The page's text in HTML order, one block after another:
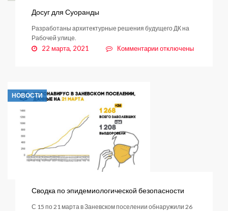
Досуг для Суоранды
Разработаны архитектурные решения будущего ДК на
Рабочей улице.
22 марта, 2021 Комментариикотключены
НОВОСТИ
Сводка по эпидемиологической безопасности
С 15 по 21 марта в Заневском поселении обнаружили 26